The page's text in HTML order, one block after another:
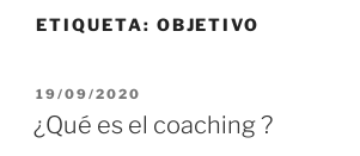
ETIQUETA: OBJETIVO
PUBLICADO
EL
19/09/2020
¿Qué es el coaching ?